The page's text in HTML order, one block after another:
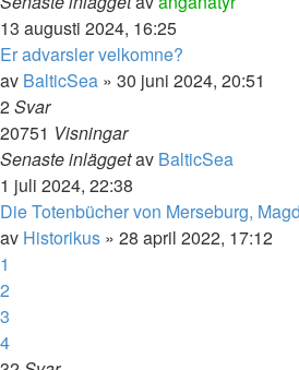
13 augusti 2024, 16:25
Er advarsler velkomne?
av BalticSea » 30 juni 2024, 20:51
2Svar
20751 Visningar
Senaste inläggetav BalticSea
1 juli 2024, 22:38
Die Totenbücher von Merseburg,
av Historikus » 28 april 2022, 17:12
1
2
3
4